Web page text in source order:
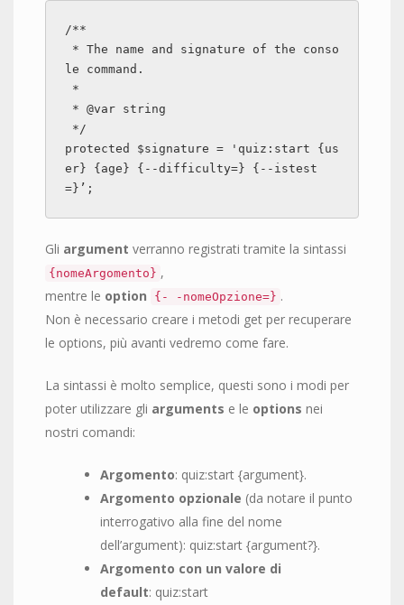
/**
le command.
protected $signature = 'quiz:start {us
er} {age} {--difficulty=} {--istest
=}’;
Gli argument verranno registrati tramite la sintassi
{nomeArgomento} ,
mentre le option {- -nomeOpzione=} .
Non è necessario creare i metodi get per recuperare
le options, più avanti vedremo come fare.
La sintassi è molto semplice, questi sono i modi per
poter utilizzare gli arguments e le options nei
nostri comandi:
Argomento: quiz:start {argument}.
Argomento opzionale (da notare il punto
interrogativo alla fine del nome
dell’argument): quiz:start {argument?}.
Argomento con un valore di
default: quiz:start